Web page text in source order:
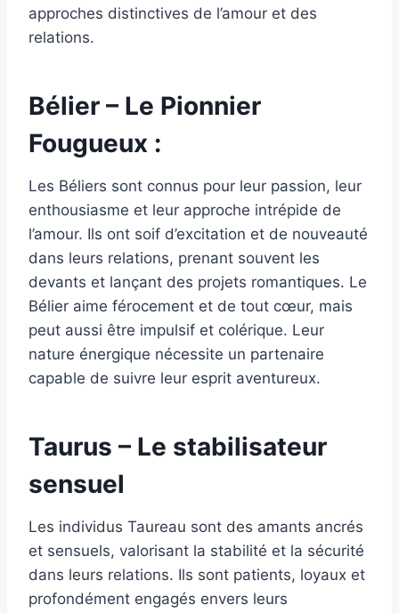
approches distinctives de l’amour et des
relations.
Bélier – Le Pionnier
Fougueux :
Les Béliers sont connus pour leur passion, leur
enthousiasme et leur approche intrépide de
l’amour. Ils ont soif d’excitation et de nouveauté
dans leurs relations, prenant souvent les
devants et lançant des projets romantiques. Le
Bélier aime férocement et de tout cœur, mais
peut aussi être impulsif et colérique. Leur
nature énergique nécessite un partenaire
capable de suivre leur esprit aventureux.
Taurus – Le stabilisateur
sensuel
Les individus Taureau sont des amants ancrés
et sensuels, valorisant la stabilité et la sécurité
dans leurs relations. Ils sont patients, loyaux et
profondément engagés envers leurs